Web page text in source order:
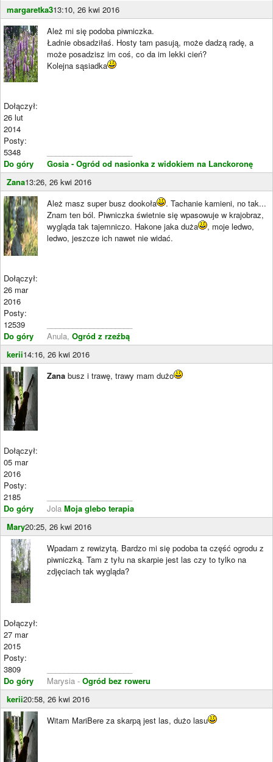
margaretka313:10, 26 kwi 2016
Dołączył:
26 lut
2014
Posty:
5348
Do góry
Ależ mi się podoba piwniczka.
Ładnie obsadziłaś. Hosty tam pasują, może dadzą radę, a
może posadzisz im coś, co da im lekki cień?
Kolejna sąsiadka
Gosia - Ogród od nasionka z widokiem na Lanckoronę
Zana13:26, 26 kwi 2016
Dołączył:
26 mar
2016
Posty:
12539
Do góry
Ależ masz super busz dookoła
. Tachanie kamieni, no tak...
Znam ten ból. Piwniczka świetnie się wpasowuje w krajobraz,
wygląda tak tajemniczo. Hakone jaka duża
, moje ledwo,
ledwo, jeszcze ich nawet nie widać.
Anula, Ogród z rzeźbą
kerii14:16, 26 kwi 2016
Dołączył:
05 mar
2016
Posty:
2185
Do góry
Zana busz i trawę, trawy mam dużo
Jola Moja glebo terapia
Mary20:25, 26 kwi 2016
Dołączył:
27 mar
2015
Posty:
3809
Do góry
Wpadam z rewizytą. Bardzo mi się podoba ta część ogrodu z
piwniczką. Tam z tyłu na skarpie jest las czy to tylko na
zdjęciach tak wygląda?
Marysia - Ogród bez roweru
kerii20:58, 26 kwi 2016
Witam MariBere za skarpą jest las, dużo lasu